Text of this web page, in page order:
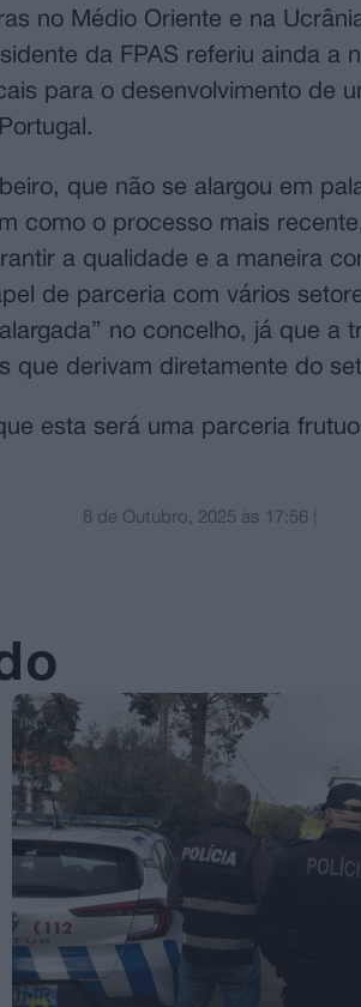
no Médio Oriente e na
da FPAS referiu ainda a
para o desenvolvimento de
que não se alargou em
como o processo mais
a qualidade e a maneira
de parceria com vários
no concelho, já que a
que derivam diretamente do
esta será uma parceria
8 de Outubro, 2025 às 17:56|